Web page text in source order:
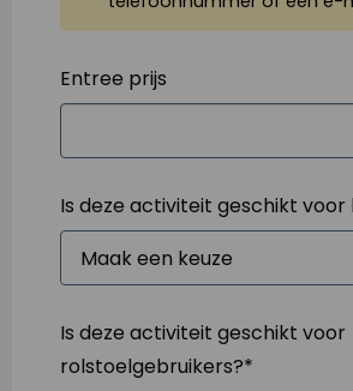
Entree prijs
Is deze activiteit geschikt voor
Is deze activiteit geschikt voor
rolstoelgebruikers?*